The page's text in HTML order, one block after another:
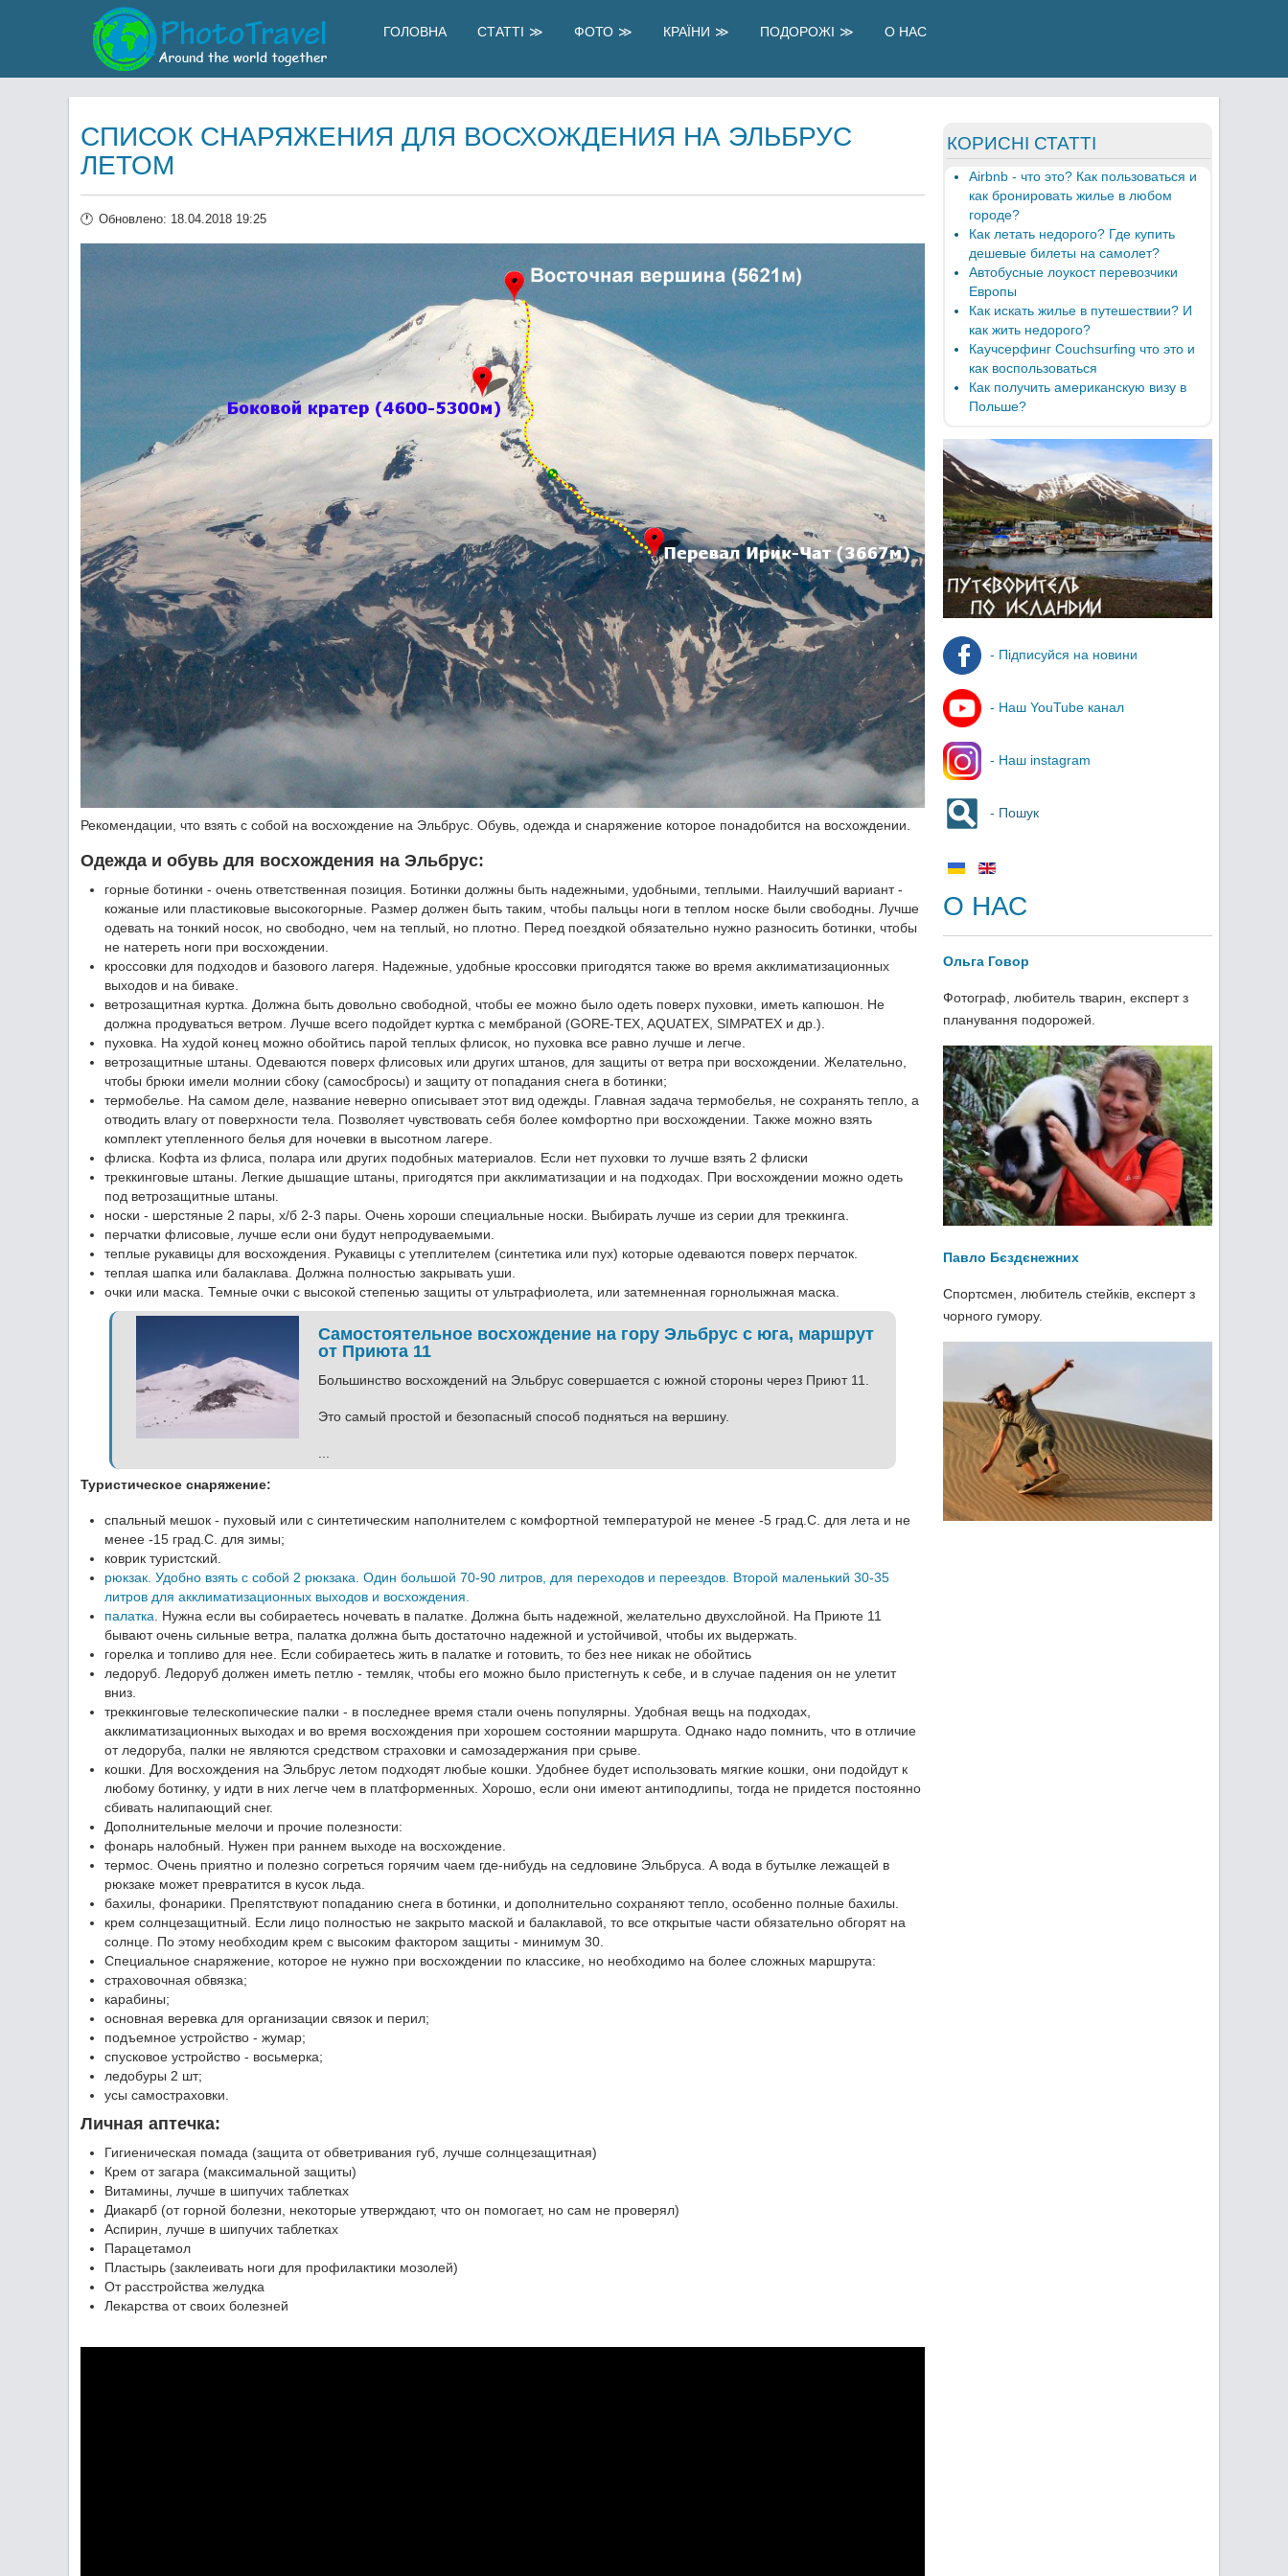
ГОЛОВНА СТАТТІ ФОТО КРАЇНИ ПОДОРОЖІ О НАС
СПИСОК СНАРЯЖЕНИЯ ДЛЯ ВОСХОЖДЕНИЯ НА ЭЛЬБРУС
ЛЕТОМ
Обновлено: 18.04.2018 19:25
Рекомендации, что взять с собой на восхождение на Эльбрус. Обувь, одежда и снаряжение которое понадобится на восхождении.
Одежда и обувь для восхождения на Эльбрус:
горные ботинки - очень ответственная позиция. Ботинки должны быть надежными, удобными, теплыми. Наилучший вариант -
кожаные или пластиковые высокогорные. Размер должен быть таким, чтобы пальцы ноги в теплом носке были свободны. Лучше
одевать на тонкий носок, но свободно, чем на теплый, но плотно. Перед поездкой обязательно нужно разносить ботинки, чтобы
не натереть ноги при восхождении.
кроссовки для подходов и базового лагеря. Надежные, удобные кроссовки пригодятся также во время акклиматизационных
выходов и на биваке.
ветрозащитная куртка. Должна быть довольно свободной, чтобы ее можно было одеть поверх пуховки, иметь капюшон. Не
должна продуваться ветром. Лучше всего подойдет куртка с мембраной (GORE-TEX, AQUATEX, SIMPATEX и др.).
пуховка. На худой конец можно обойтись парой теплых флисок, но пуховка все равно лучше и легче.
ветрозащитные штаны. Одеваются поверх флисовых или других штанов, для защиты от ветра при восхождении. Желательно,
чтобы брюки имели молнии сбоку (самосбросы) и защиту от попадания снега в ботинки;
термобелье. На самом деле, название неверно описывает этот вид одежды. Главная задача термобелья, не сохранять тепло, а
отводить влагу от поверхности тела. Позволяет чувствовать себя более комфортно при восхождении. Также можно взять
комплект утепленного белья для ночевки в высотном лагере.
флиска. Кофта из флиса, полара или других подобных материалов. Если нет пуховки то лучше взять 2 флиски
треккинговые штаны. Легкие дышащие штаны, пригодятся при акклиматизации и на подходах. При восхождении можно одеть
под ветрозащитные штаны.
носки - шерстяные 2 пары, х/б 2-3 пары. Очень хороши специальные носки. Выбирать лучше из серии для треккинга.
перчатки флисовые, лучше если они будут непродуваемыми.
теплые рукавицы для восхождения. Рукавицы с утеплителем (синтетика или пух) которые одеваются поверх перчаток.
теплая шапка или балаклава. Должна полностью закрывать уши.
очки или маска. Темные очки с высокой степенью защиты от ультрафиолета, или затемненная горнолыжная маска.
Самостоятельное восхождение на гору Эльбрус с юга, маршрут
от Приюта 11
Большинство восхождений на Эльбрус совершается с южной стороны через Приют 11.
Это самый простой и безопасный способ подняться на вершину.
Туристическое снаряжение:
спальный мешок - пуховый или с синтетическим наполнителем с комфортной температурой не менее -5 град.С. для лета и не
менее -15 град.С. для зимы;
коврик туристский.
рюкзак. Удобно взять с собой 2 рюкзака. Один большой 70-90 литров, для переходов и переездов. Второй маленький 30-35
литров для акклиматизационных выходов и восхождения.
палатка . Нужна если вы собираетесь ночевать в палатке. Должна быть надежной, желательно двухслойной. На Приюте 11
бывают очень сильные ветра, палатка должна быть достаточно надежной и устойчивой, чтобы их выдержать.
горелка и топливо для нее. Если собираетесь жить в палатке и готовить, то без нее никак не обойтись
ледоруб. Ледоруб должен иметь петлю - темляк, чтобы его можно было пристегнуть к себе, и в случае падения он не улетит
вниз.
треккинговые телескопические палки - в последнее время стали очень популярны. Удобная вещь на подходах,
акклиматизационных выходах и во время восхождения при хорошем состоянии маршрута. Однако надо помнить, что в отличие
от ледоруба, палки не являются средством страховки и самозадержания при срыве.
кошки. Для восхождения на Эльбрус летом подходят любые кошки. Удобнее будет использовать мягкие кошки, они подойдут к
любому ботинку, у идти в них легче чем в платформенных. Хорошо, если они имеют антиподлипы, тогда не придется постоянно
сбивать налипающий снег.
Дополнительные мелочи и прочие полезности:
фонарь налобный. Нужен при раннем выходе на восхождение.
термос. Очень приятно и полезно согреться горячим чаем где-нибудь на седловине Эльбруса. А вода в бутылке лежащей в
рюкзаке может превратится в кусок льда.
бахилы, фонарики. Препятствуют попаданию снега в ботинки, и дополнительно сохраняют тепло, особенно полные бахилы.
крем солнцезащитный. Если лицо полностью не закрыто маской и балаклавой, то все открытые части обязательно обгорят на
солнце. По этому необходим крем с высоким фактором защиты - минимум 30.
Специальное снаряжение, которое не нужно при восхождении по классике, но необходимо на более сложных маршрута:
страховочная обвязка;
карабины;
основная веревка для организации связок и перил;
подъемное устройство - жумар;
спусковое устройство - восьмерка;
ледобуры 2 шт;
усы самостраховки.
Личная аптечка:
Гигиеническая помада (защита от обветривания губ, лучше солнцезащитная)
Крем от загара (максимальной защиты)
Витамины, лучше в шипучих таблетках
Диакарб (от горной болезни, некоторые утверждают, что он помогает, но сам не проверял)
Аспирин, лучше в шипучих таблетках
Парацетамол
Пластырь (заклеивать ноги для профилактики мозолей)
От расстройства желудка
Лекарства от своих болезней
КОРИСНІ СТАТТІ
Airbnb - что это? Как пользоваться и
как бронировать жилье в любом
городе?
Как летать недорого? Где купить
дешевые билеты на самолет?
Автобусные лоукост перевозчики
Европы
Как искать жилье в путешествии? И
как жить недорого?
Каучсерфинг Couchsurfing что это и
как воспользоваться
Как получить американскую визу в
Польше?
- Підписуйся на новини
- Наш YouTube канал
- Наш instagram
- Пошук
О НАС
Ольга Говор
Фотограф, любитель тварин, експерт з
планування подорожей.
Павло Бєздєнежних
Спортсмен, любитель стейків, експерт з
чорного гумору.